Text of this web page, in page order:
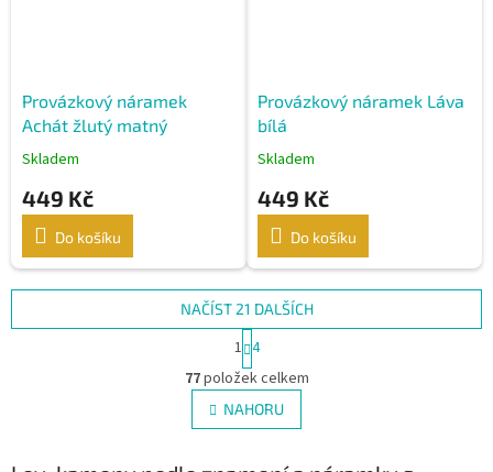
Provázkový náramek
Achát žlutý matný
Skladem
449 Kč
Do košíku
Provázkový náramek Láva
bílá
Skladem
449 Kč
Do košíku
O
v
l
á
NAČÍST 21 DALŠÍCH
S
t
r
á
n
k
1 4
77položek celkem
NAHORU